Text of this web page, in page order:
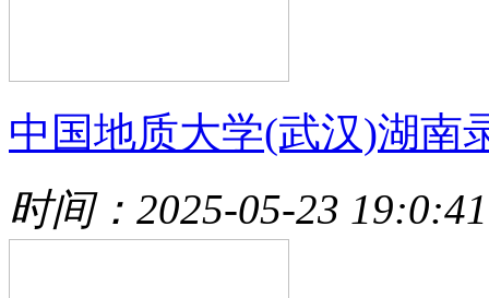
中国地质大学(武汉)湖南
时间：2025-05-23 19:0:41